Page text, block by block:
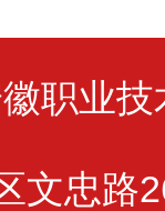
职业
文忠